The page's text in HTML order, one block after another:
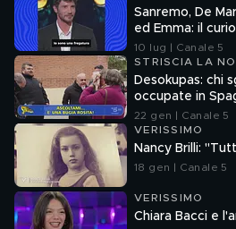
Sanremo, De
ed Emma: il
10 lug | Canale 5
STRISCIA LA
Desokupas: chi
occupate in
Francesco Mazza
22 gen | Canale 5
VERISSIMO
Nancy Brilli:
18 gen | Canale 5
VERISSIMO
Chiara Bacci e